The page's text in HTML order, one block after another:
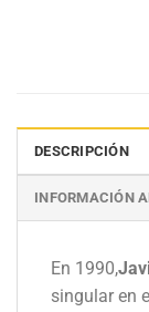
DESCRIPCIÓN
INFORMACIÓN
En 1990,
singular en el